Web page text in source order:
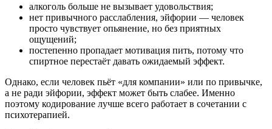
алкоголь больше не вызывает удовольствия;
нет привычного расслабления, эйфории — человек
просто чувствует опьянение, но без приятных
ощущений;
постепенно пропадает мотивация пить, потому что
спиртное перестаёт давать ожидаемый эффект.
Однако, если человек пьёт «для компании» или по привычке,
а не ради эйфории, эффект может быть слабее. Именно
поэтому кодирование лучше всего работает в сочетании с
психотерапией.